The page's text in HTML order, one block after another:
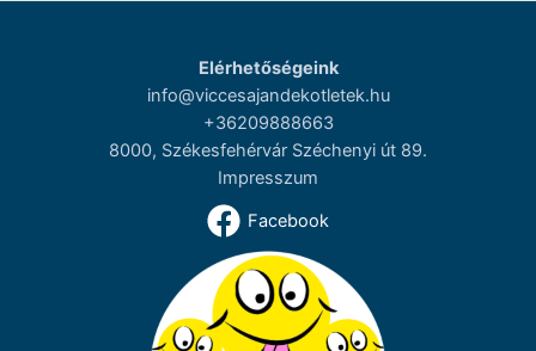
Elérhetőségeink
info@viccesajandekotletek.hu
+36209888663
8000, Székesfehérvár Széchenyi út 89.
Impresszum
Facebook